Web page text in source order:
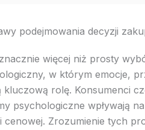
podejmowania decyzji
więcej niż prosty
w którym emocje,
rolę. Konsumenci
psychologiczne wpływają
cenowej. Zrozumienie tych